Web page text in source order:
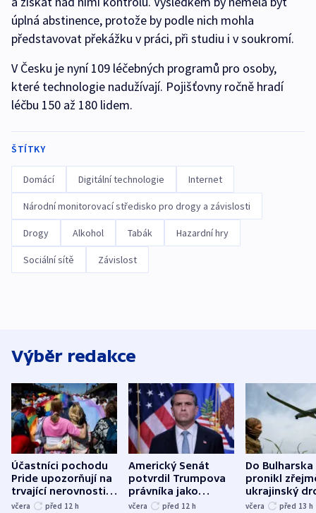
úplná abstinence, protože by podle nich mohla
představovat překážku v práci, při studiu i v soukromí.
V Česku je nyní 109 léčebných programů pro osoby,
které technologie nadužívají. Pojišťovny ročně hradí
léčbu 150 až 180 lidem.
ŠTÍTKY
Domácí Digitální technologie Internet
Národní monitorovací středisko pro drogy a závislosti
Drogy Alkohol Tabák Hazardní hry
Sociální sítě Závislost
Výběr redakce
Účastníci pochodu
Pride upozorňují na
trvající nerovnosti i
společenskou
včera před 12 h
Americký Senát
potvrdil Trumpova
právníka jako
ministra
včera před 12 h
Do Bulharska
pronikl
ukrajinský
explodoval
včera před 13 h